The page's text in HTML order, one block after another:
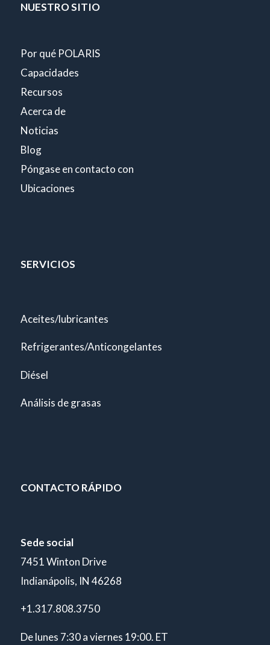
NUESTRO SITIO
Por qué POLARIS
Capacidades
Recursos
Acerca de
Noticias
Blog
Póngase en contacto con
Ubicaciones
SERVICIOS
Aceites/lubricantes
Refrigerantes/Anticongelantes
Diésel
Análisis de grasas
CONTACTO RÁPIDO
Sede social
7451 Winton Drive
Indianápolis, IN 46268
+1.317.808.3750
De lunes 7:30 a viernes 19:00. ET